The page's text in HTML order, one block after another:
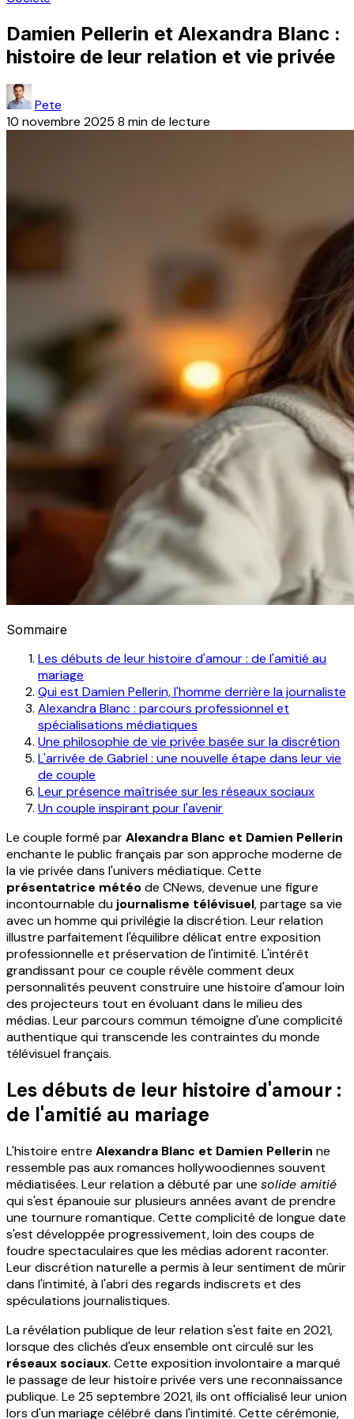
Damien Pellerin et Alexandra Blanc :
histoire de leur relation et vie privée
Pete
10 novembre 2025 8 min de lecture
Sommaire
Les débuts de leur histoire d'amour : de l'amitié au
mariage
Qui est Damien Pellerin, l'homme derrière la journaliste
Alexandra Blanc : parcours professionnel et
spécialisations médiatiques
Une philosophie de vie privée basée sur la discrétion
L'arrivée de Gabriel : une nouvelle étape dans leur vie
de couple
Leur présence maîtrisée sur les réseaux sociaux
Un couple inspirant pour l'avenir
Le couple formé parAlexandra Blanc et Damien Pellerin
enchante le public français par son approche moderne de
la vie privée dans l'univers médiatique. Cette
présentatrice météode CNews, devenue une figure
incontournable du journalisme télévisuel, partage sa vie
avec un homme qui privilégie la discrétion. Leur relation
illustre parfaitement l'équilibre délicat entre exposition
professionnelle et préservation de l'intimité. L'intérêt
grandissant pour ce couple révèle comment deux
personnalités peuvent construire une histoire d'amour loin
des projecteurs tout en évoluant dans le milieu des
médias. Leur parcours commun témoigne d'une complicité
authentique qui transcende les contraintes du monde
télévisuel français.
Les débuts de leur histoire d'amour :
de l'amitié au mariage
L'histoire entre Alexandra Blanc et Damien Pellerin ne
ressemble pas aux romances hollywoodiennes souvent
médiatisées. Leur relation a débuté par une solide amitié
qui s'est épanouie sur plusieurs années avant de prendre
une tournure romantique. Cette complicité de longue date
s'est développée progressivement, loin des coups de
foudre spectaculaires que les médias adorent raconter.
Leur discrétion naturelle a permis à leur sentiment de mûrir
dans l'intimité, à l'abri des regards indiscrets et des
spéculations journalistiques.
La révélation publique de leur relation s'est faite en 2021,
lorsque des clichés d'eux ensemble ont circulé sur les
réseaux sociaux. Cette exposition involontaire a marqué
le passage de leur histoire privée vers une reconnaissance
publique. Le 25 septembre 2021, ils ont officialisé leur union
lors d'un mariage célébré dans l'intimité. Cette cérémonie,